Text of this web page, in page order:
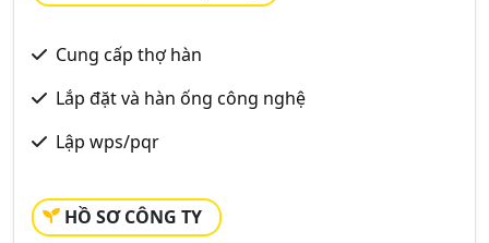
Cung cấp thợ hàn
Lắp đặt và hàn ống công nghệ
Lập wps/pqr
HỒ SƠ CÔNG TY